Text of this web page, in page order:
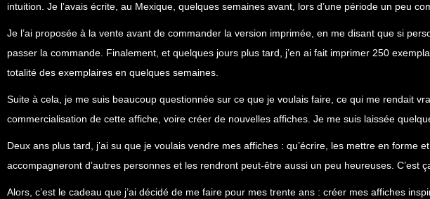
intuition. Je l’avais écrite, au Mexique, quelques semaines avant, lors d’une période un peu
Je l’ai proposée à la vente avant de commander la version imprimée, en me disant que si
passer la commande. Finalement, et quelques jours plus tard, j’en ai fait imprimer 250
totalité des exemplaires en quelques semaines.
Suite à cela, je me suis beaucoup questionnée sur ce que je voulais faire, ce qui me rendait
commercialisation de cette affiche, voire créer de nouvelles affiches. Je me suis laissée
Deux ans plus tard, j’ai su que je voulais vendre mes affiches : qu’écrire, les mettre en forme
accompagneront d’autres personnes et les rendront peut-être aussi un peu heureuses. C’est
Alors, c’est le cadeau que j’ai décidé de me faire pour mes trente ans : créer mes affiches